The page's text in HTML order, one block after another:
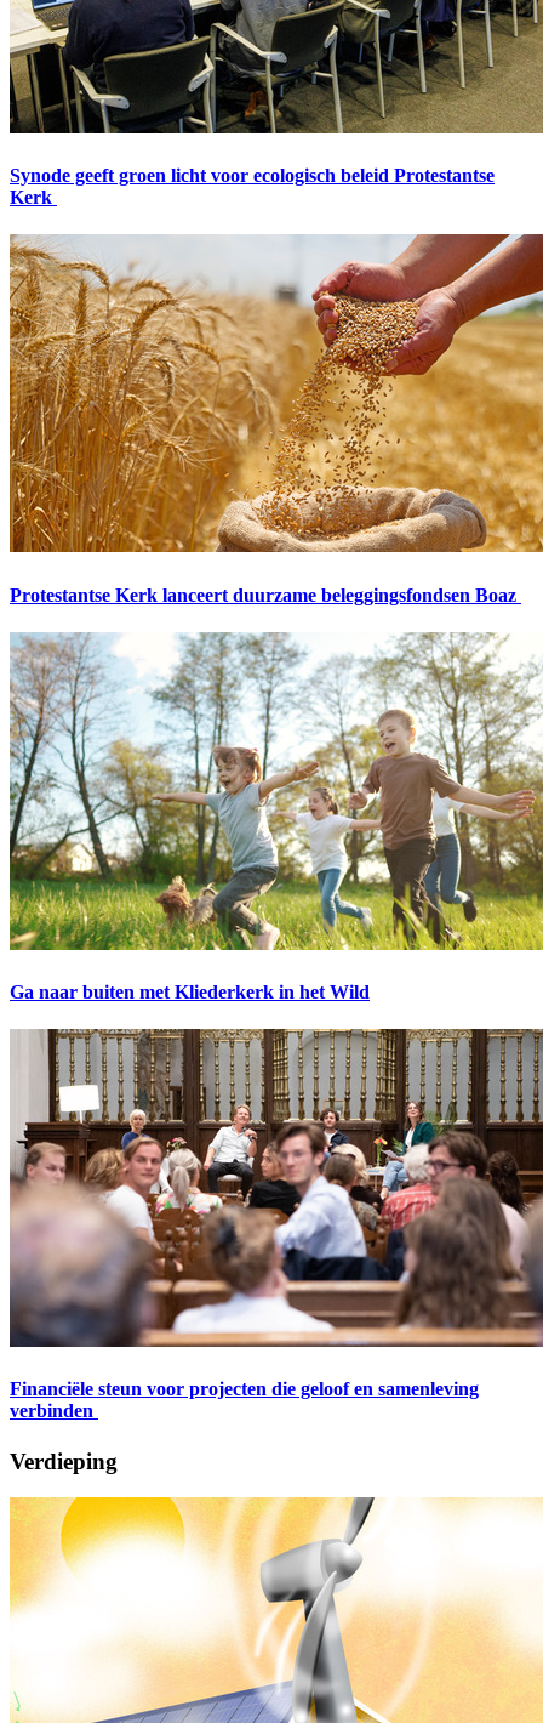
Synode geeft groen licht voor ecologisch beleid Protestantse
Kerk
Protestantse Kerk lanceert duurzame beleggingsfondsen Boaz
Ga naar buiten met Kliederkerk in het Wild
Financiële steun voor projecten die geloof en samenleving
verbinden
Verdieping